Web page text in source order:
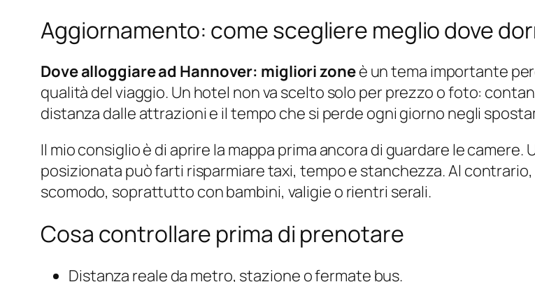
Aggiornamento: come scegliere meglio dove
Dove alloggiare ad Hannover: migliori zoneè un tema importante
qualità del viaggio. Un hotel non va scelto solo per prezzo o foto:
distanza dalle attrazioni e il tempo che si perde ogni giorno negli
Il mio consiglio è di aprire la mappa prima ancora di guardare le
posizionata può farti risparmiare taxi, tempo e stanchezza. Al
scomodo, soprattutto con bambini, valigie o rientri serali.
Cosa controllare prima di prenotare
Distanza reale da metro, stazione o fermate bus.